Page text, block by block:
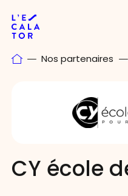
contenu
Nos partenaires
CY école